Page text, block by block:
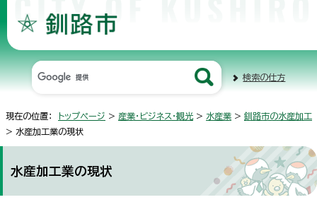
検索の仕方
現在の位置： トップページ > 産業・ビジネス・観光 > 水産業 > 釧路市の水産加工
> 水産加工業の現状
水産加工業の現状